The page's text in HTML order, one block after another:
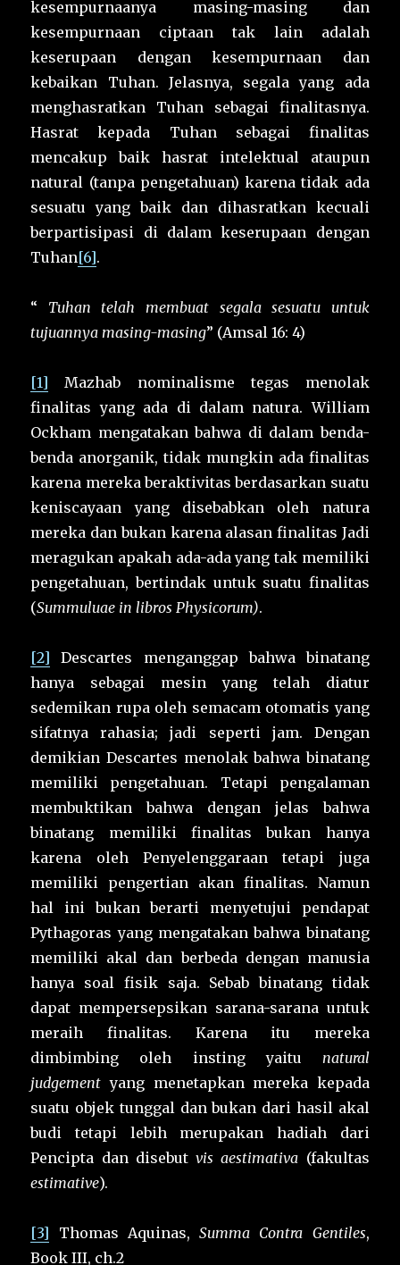
kesempurnaanya masing-masing dan
kesempurnaan ciptaan tak lain adalah
keserupaan dengan kesempurnaan dan
kebaikan Tuhan. Jelasnya, segala yang ada
menghasratkan Tuhan sebagai finalitasnya.
Hasrat kepada Tuhan sebagai finalitas
mencakup baik hasrat intelektual ataupun
natural (tanpa pengetahuan) karena tidak ada
sesuatu yang baik dan dihasratkan kecuali
berpartisipasi di dalam keserupaan dengan
Tuhan[6].
“ Tuhan telah membuat segala sesuatu untuk
tujuannya masing-masing” (Amsal 16: 4)
[1] Mazhab nominalisme tegas menolak
finalitas yang ada di dalam natura. William
Ockham mengatakan bahwa di dalam benda-
benda anorganik, tidak mungkin ada finalitas
karena mereka beraktivitas berdasarkan suatu
keniscayaan yang disebabkan oleh natura
mereka dan bukan karena alasan finalitas Jadi
meragukan apakah ada-ada yang tak memiliki
pengetahuan, bertindak untuk suatu finalitas
(Summuluae in libros Physicorum).
[2] Descartes menganggap bahwa binatang
hanya sebagai mesin yang telah diatur
sedemikan rupa oleh semacam otomatis yang
sifatnya rahasia; jadi seperti jam. Dengan
demikian Descartes menolak bahwa binatang
memiliki pengetahuan. Tetapi pengalaman
membuktikan bahwa dengan jelas bahwa
binatang memiliki finalitas bukan hanya
karena oleh Penyelenggaraan tetapi juga
memiliki pengertian akan finalitas. Namun
hal ini bukan berarti menyetujui pendapat
Pythagoras yang mengatakan bahwa binatang
memiliki akal dan berbeda dengan manusia
hanya soal fisik saja. Sebab binatang tidak
dapat mempersepsikan sarana-sarana untuk
meraih finalitas. Karena itu mereka
dimbimbing oleh insting yaitu natural
judgement yang menetapkan mereka kepada
suatu objek tunggal dan bukan dari hasil akal
budi tetapi lebih merupakan hadiah dari
Pencipta dan disebutvis aestimativa (fakultas
estimative).
[3] Thomas Aquinas,Summa Contra Gentiles,
Book III, ch.2